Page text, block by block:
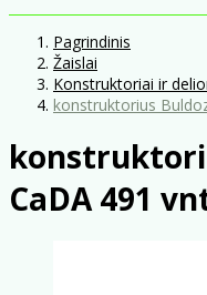
Pagrindinis
Žaislai
Konstruktoriai ir
konstruktorius
CaDA 491